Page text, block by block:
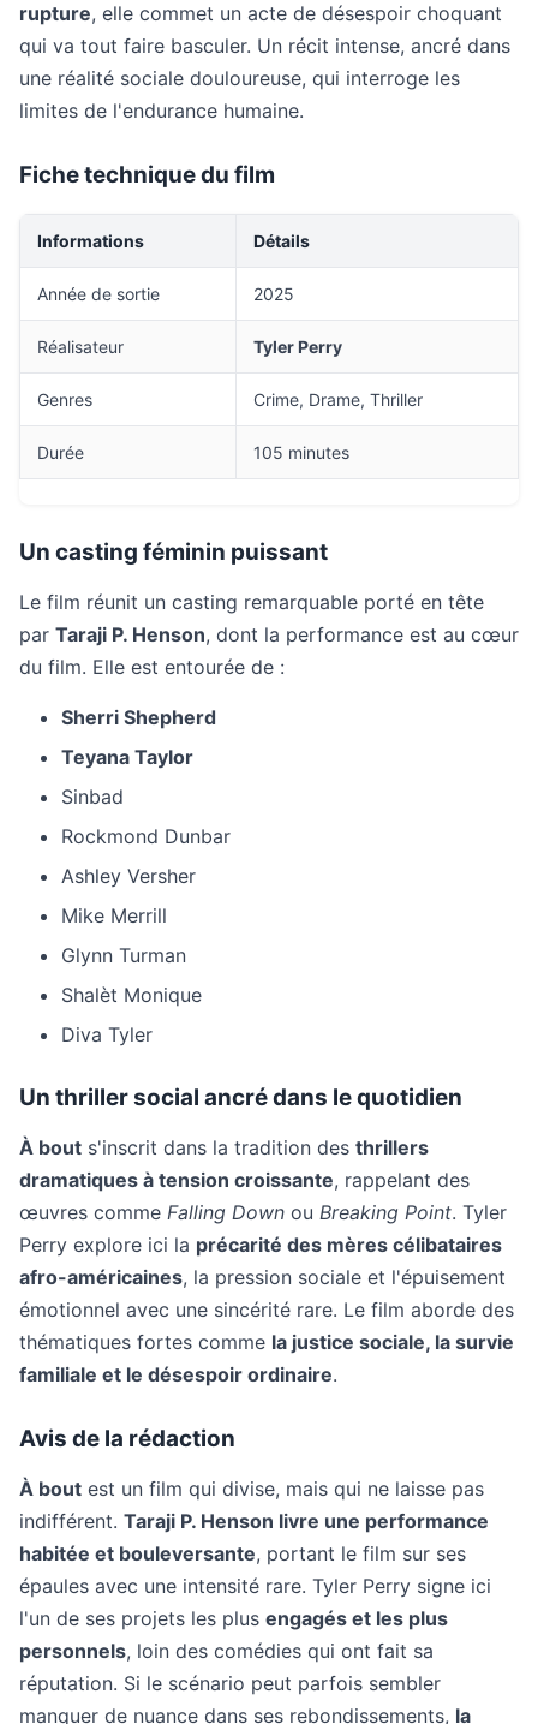
rupture, elle commet un acte de désespoir choquant
qui va tout faire basculer. Un récit intense, ancré dans
une réalité sociale douloureuse, qui interroge les
limites de l'endurance humaine.
Fiche technique du film
Informations Détails
Année de sortie 2025
Réalisateur Tyler Perry
Genres Crime, Drame, Thriller
Durée 105 minutes
Un casting féminin puissant
Le film réunit un casting remarquable porté en tête
par Taraji P. Henson, dont la performance est au cœur
du film. Elle est entourée de :
Sherri Shepherd
Teyana Taylor
Sinbad
Rockmond Dunbar
Ashley Versher
Mike Merrill
Glynn Turman
Shalèt Monique
Diva Tyler
Un thriller social ancré dans le quotidien
À bout s'inscrit dans la tradition des thrillers
dramatiques à tension croissante, rappelant des
œuvres comme Falling Down ou Breaking Point. Tyler
Perry explore ici la précarité des mères célibataires
afro-américaines, la pression sociale et l'épuisement
émotionnel avec une sincérité rare. Le film aborde des
thématiques fortes comme la justice sociale, la survie
familiale et le désespoir ordinaire.
Avis de la rédaction
À bout est un film qui divise, mais qui ne laisse pas
indifférent. Taraji P. Henson livre une performance
habitée et bouleversante, portant le film sur ses
épaules avec une intensité rare. Tyler Perry signe ici
l'un de ses projets les plus engagés et les plus
personnels, loin des comédies qui ont fait sa
réputation. Si le scénario peut parfois sembler
manquer de nuance dans ses rebondissements, la